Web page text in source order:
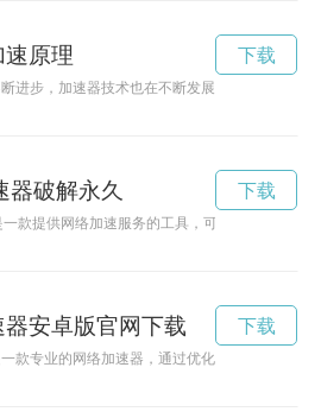
原理
进步，加速器技术也在不断发展，新一代加速
下载
器破解永久
一款提供网络加速服务的工具，可以帮助用户提
下载
安卓版官网下载
款专业的网络加速器，通过优化网络连接，让
下载